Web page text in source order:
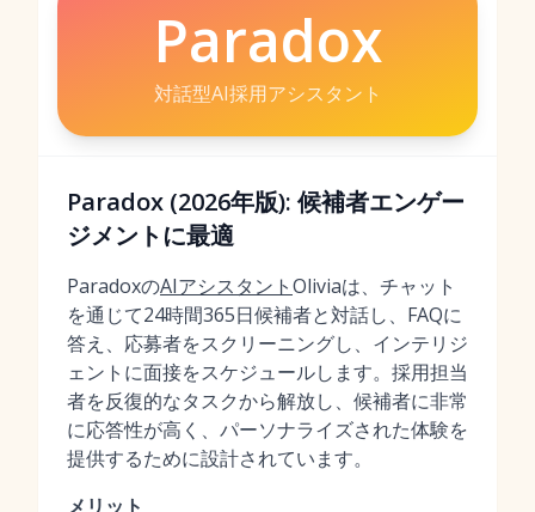
Paradox
対話型AI採用アシスタント
Paradox (2026年版): 候補者エンゲー
ジメントに最適
ParadoxのAIアシスタントOliviaは、チャット
を通じて24時間365日候補者と対話し、FAQに
答え、応募者をスクリーニングし、インテリジ
ェントに面接をスケジュールします。採用担当
者を反復的なタスクから解放し、候補者に非常
に応答性が高く、パーソナライズされた体験を
提供するために設計されています。
メリット